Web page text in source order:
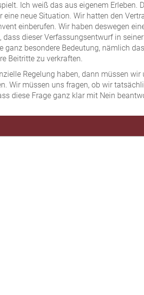
Ich weiß das aus eigenem
neue Situation. Wir hatten den
einberufen. Wir haben deswegen
dieser Verfassungsentwurf in
besondere Bedeutung, nämlich
Beitritte zu verkraften.
Regelung haben, dann müssen
Wir müssen uns fragen, ob wir
diese Frage ganz klar mit Nein